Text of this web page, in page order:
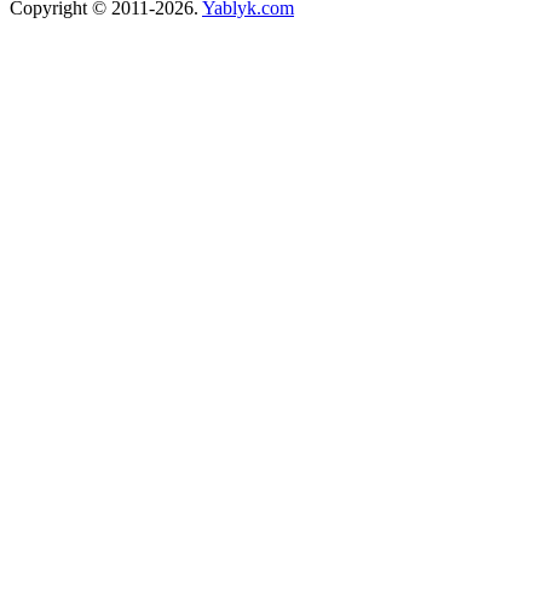
Copyright © 2011-2026. Yablyk.сom